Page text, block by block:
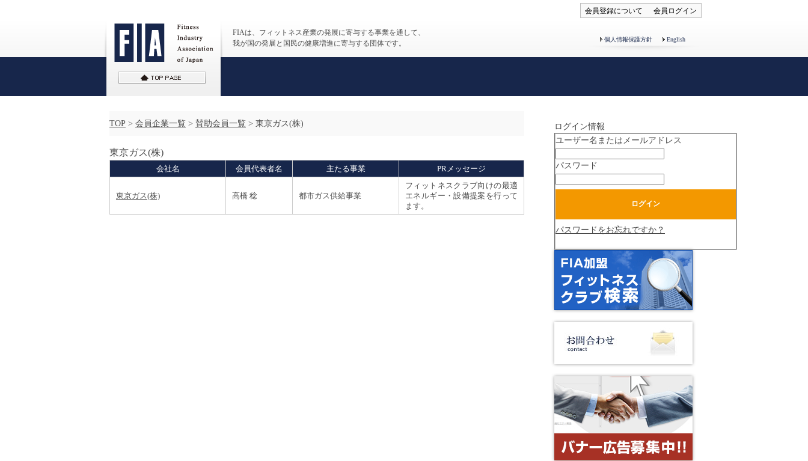
会員登録について 会員ログイン
FIAは、フィットネス産業の発展に寄与する事業を通して、
我が国の発展と国民の健康増進に寄与する団体です。
個人情報保護方針 English
TOP > 会員企業一覧 > 賛助会員一覧 > 東京ガス(株)
東京ガス(株)
会社名 会員代表者名 主たる事業 PRメッセージ
東京ガス(株) 高橋 稔 都市ガス供給事業
フィットネスクラブ向けの最適
エネルギー・設備提案を行って
ます。
ログイン情報
ユーザー名またはメールアドレス
パスワード
パスワードをお忘れですか？